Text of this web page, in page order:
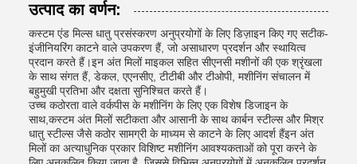
उत्पाद का वर्णन:
कस्टम एंड मिल्स धातु प्रसंस्करण अनुप्रयोगों के लिए डिज़ाइन किए गए सटीक-
इंजीनियरिंग काटने वाले उपकरण हैं, जो असाधारण प्रदर्शन और स्थायित्व
प्रदान करते हैं।इन अंत मिलों माइकल सहित सीएनसी मशीनों की एक श्रृंखला
के साथ संगत हैं, डेकल, एएनसीए, टीटीबी और टीओपी, मशीनिंग संचालन में
बहुमुखी प्रतिभा और दक्षता सुनिश्चित करते हैं।
उच्च कठोरता वाले वर्कपीस के मशीनिंग के लिए एक विशेष डिजाइन के
साथ,कस्टम अंत मिलों सटीकता और आसानी के साथ कार्बन स्टील्स और मिश्र
धातु स्टील्स जैसे कठोर सामग्री के माध्यम से काटने के लिए आदर्श हैंइन अंत
मिलों का अत्याधुनिक प्रकार विशिष्ट मशीनिंग आवश्यकताओं को पूरा करने के